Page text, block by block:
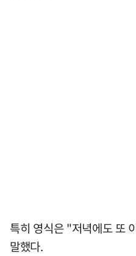
특히 영식은 "저녁에도 또
말했다.